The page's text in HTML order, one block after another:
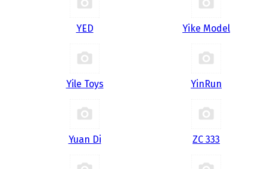
YED Yike Model
Yile Toys YinRun
Yuan Di ZC 333